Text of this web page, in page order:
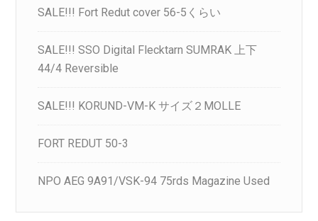
SALE!!! Fort Redut cover 56-5くらい
SALE!!! SSO Digital Flecktarn SUMRAK 上下
44/4 Reversible
SALE!!! KORUND-VM-K サイズ２MOLLE
FORT REDUT 50-3
NPO AEG 9A91/VSK-94 75rds Magazine Used